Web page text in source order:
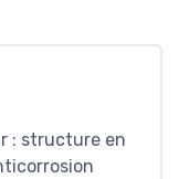
: structure en